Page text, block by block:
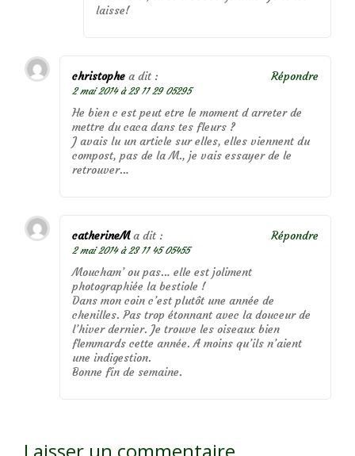
laisse!
christophe a dit :
2 mai 2014 à 23 11 29 05295
He bien c est peut etre le moment d arreter de
mettre du caca dans tes fleurs ?
J avais lu un article sur elles, elles viennent du
compost, pas de la M., je vais essayer de le
retrouver…
Répondre
catherineM a dit :
2 mai 2014 à 23 11 45 05455
Moucham’ ou pas… elle est joliment
photographiée la bestiole !
Dans mon coin c’est plutôt une année de
chenilles. Pas trop étonnant avec la douceur de
l’hiver dernier. Je trouve les oiseaux bien
flemmards cette année. A moins qu’ils n’aient
une indigestion.
Bonne fin de semaine.
Répondre
Laisser un commentaire